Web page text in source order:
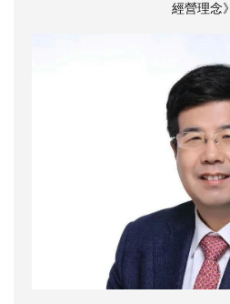
經營理念》